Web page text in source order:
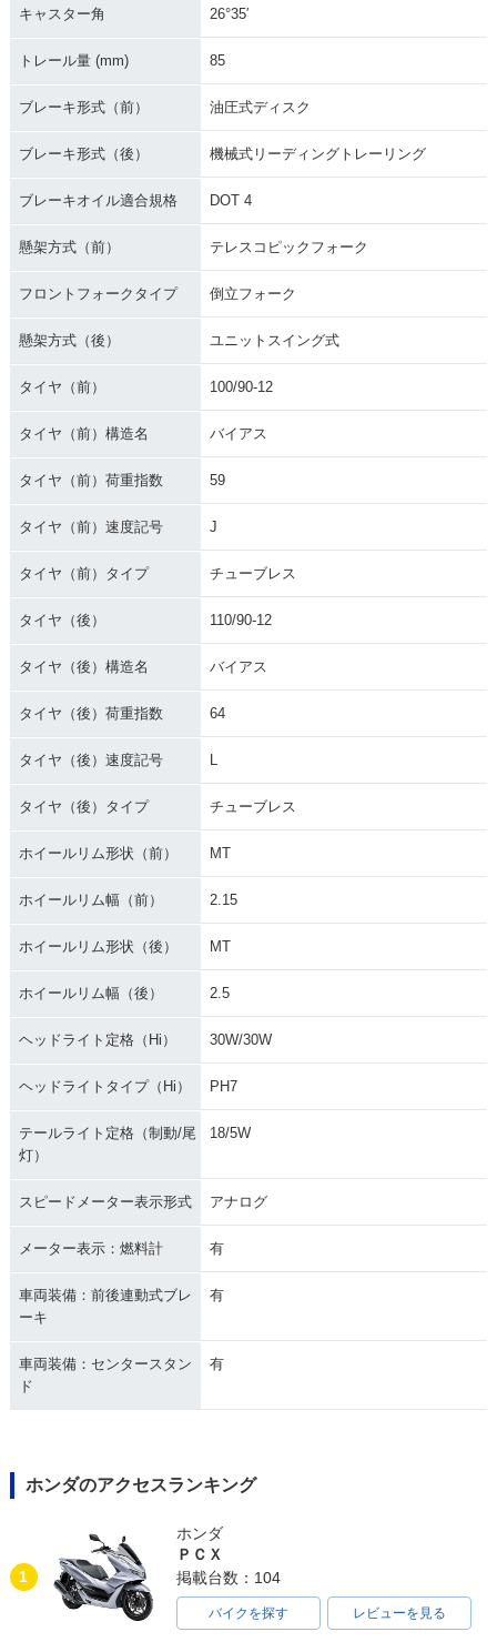
キャスター角 26°35′
トレール量 (mm) 85
ブレーキ形式（前） 油圧式ディスク
ブレーキ形式（後） 機械式リーディングトレーリング
ブレーキオイル適合規格 DOT 4
懸架方式（前） テレスコピックフォーク
フロントフォークタイプ 倒立フォーク
懸架方式（後） ユニットスイング式
タイヤ（前） 100/90-12
タイヤ（前）構造名 バイアス
タイヤ（前）荷重指数 59
タイヤ（前）速度記号 J
タイヤ（前）タイプ チューブレス
タイヤ（後） 110/90-12
タイヤ（後）構造名 バイアス
タイヤ（後）荷重指数 64
タイヤ（後）速度記号
タイヤ（後）タイプ チューブレス
ホイールリム形状（前） MT
ホイールリム幅（前） 2.15
ホイールリム形状（後） MT
ホイールリム幅（後） 2.5
ヘッドライト定格（Hi） 30W/30W
ヘッドライトタイプ（Hi） PH7
テールライト定格（制動/尾
灯）
18/5W
スピードメーター表示形式 アナログ
メーター表示：燃料計 有
車両装備：前後連動式ブレ
ーキ
有
車両装備：センタースタン
ド
有
ホンダのアクセスランキング
1
ホンダ
ＰＣＸ
掲載台数：104
バイクを探す レビューを見る